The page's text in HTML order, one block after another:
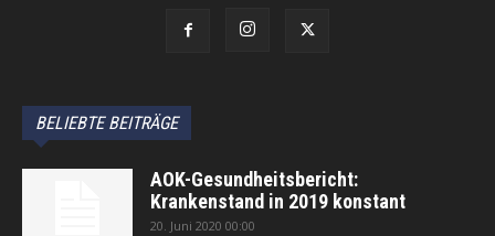
BELIEBTE BEITRÄGE
AOK-Gesundheitsbericht:
Krankenstand in 2019 konstant
20. Juni 2020 00:00